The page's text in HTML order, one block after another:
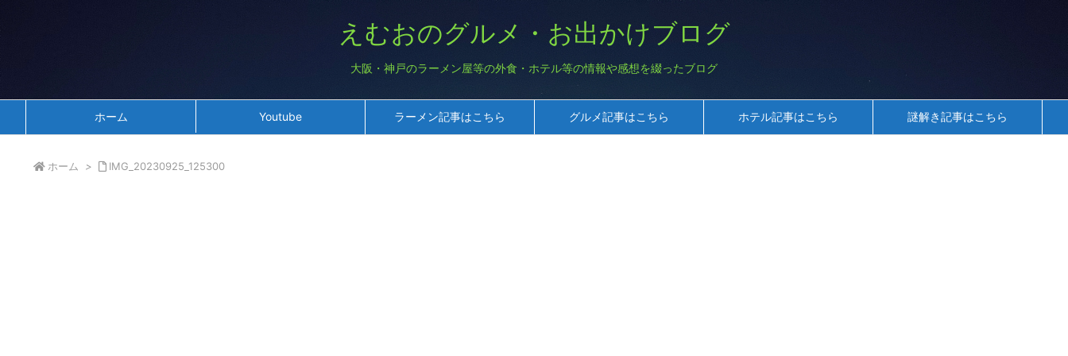
えむおのグルメ・お出かけブログ
大阪・神戸のラーメン屋等の外食・ホテル等の情報や感想を綴ったブログ
ホーム Youtube ラーメン記事はこちら グルメ記事はこちら ホテル記事はこちら 謎解き記事はこちら
ホーム > IMG_20230925_125300